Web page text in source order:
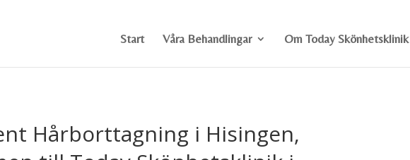
Start Våra Behandlingar Om Today Skönhetsklinik
Hårborttagning i Hisingen,